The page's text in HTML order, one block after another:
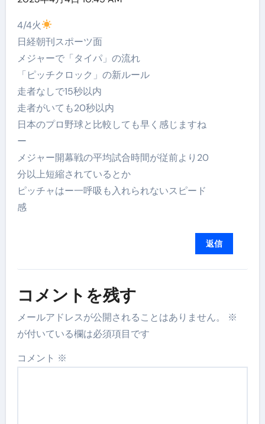
4/4火
日経朝刊スポーツ面
メジャーで「タイパ」の流れ
「ピッチクロック」の新ルール
走者なしで15秒以内
走者がいても20秒以内
日本のプロ野球と比較しても早く感じますね
ー
メジャー開幕戦の平均試合時間が従前より20
分以上短縮されているとか
ピッチャはー一呼吸も入れられないスピード
感
返信
コメントを残す
メールアドレスが公開されることはありません。
※
が付いている欄は必須項目です
コメント ※